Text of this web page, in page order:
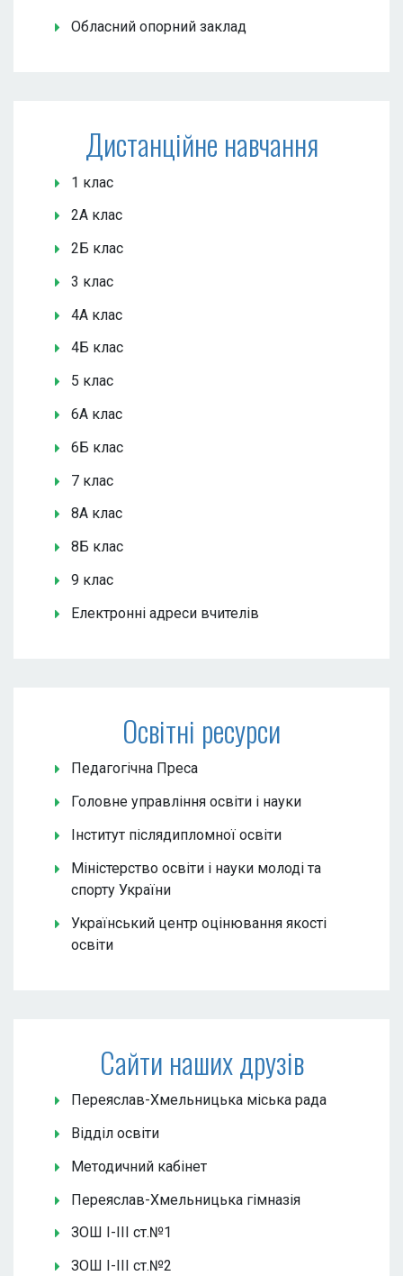
Обласний опорний заклад
Дистанційне навчання
1 клас
2А клас
2Б клас
3 клас
4А клас
4Б клас
5 клас
6А клас
6Б клас
7 клас
8А клас
8Б клас
9 клас
Електронні адреси вчителів
Освітні ресурси
Педагогічна Преса
Головне управління освіти і науки
Інститут післядипломної освіти
Міністерство освіти і науки молоді та
спорту України
Український центр оцінювання якості
освіти
Сайти наших друзів
Переяслав-Хмельницька міська рада
Відділ освіти
Методичний кабінет
Переяслав-Хмельницька гімназія
ЗОШ І-ІІІ ст.№1
ЗОШ І-ІІІ ст.№2